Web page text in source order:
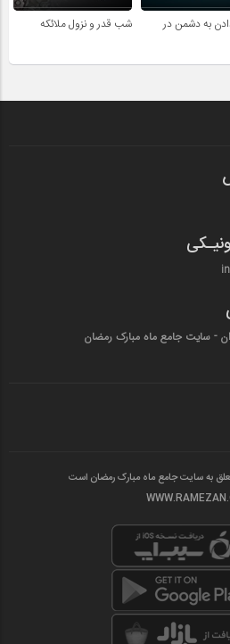
به دشمن در
شب قدر و نزول ملائکه
- سایت جامع ماه مبارک رمضان
به سایت جامع ماه مبارک رمضان است